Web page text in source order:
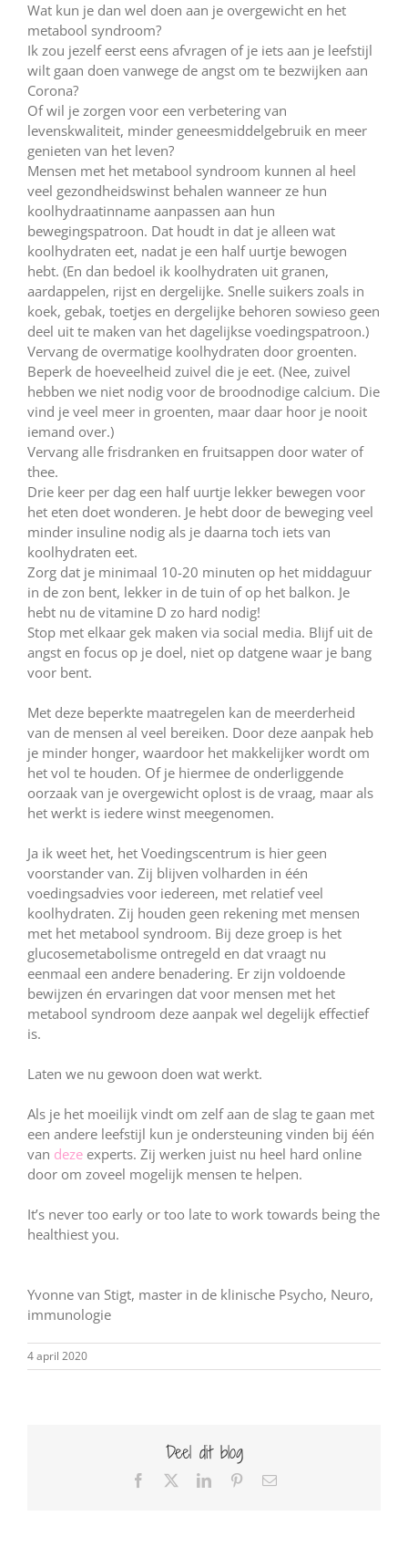
Wat kun je dan wel doen aan je overgewicht en het
metabool syndroom?
Ik zou jezelf eerst eens afvragen of je iets aan je leefstijl
wilt gaan doen vanwege de angst om te bezwijken aan
Corona?
Of wil je zorgen voor een verbetering van
levenskwaliteit, minder geneesmiddelgebruik en meer
genieten van het leven?
Mensen met het metabool syndroom kunnen al heel
veel gezondheidswinst behalen wanneer ze hun
koolhydraatinname aanpassen aan hun
bewegingspatroon. Dat houdt in dat je alleen wat
koolhydraten eet, nadat je een half uurtje bewogen
hebt. (En dan bedoel ik koolhydraten uit granen,
aardappelen, rijst en dergelijke. Snelle suikers zoals in
koek, gebak, toetjes en dergelijke behoren sowieso geen
deel uit te maken van het dagelijkse voedingspatroon.)
Vervang de overmatige koolhydraten door groenten.
Beperk de hoeveelheid zuivel die je eet. (Nee, zuivel
hebben we niet nodig voor de broodnodige calcium. Die
vind je veel meer in groenten, maar daar hoor je nooit
iemand over.)
Vervang alle frisdranken en fruitsappen door water of
thee.
Drie keer per dag een half uurtje lekker bewegen voor
het eten doet wonderen. Je hebt door de beweging veel
minder insuline nodig als je daarna toch iets van
koolhydraten eet.
Zorg dat je minimaal 10-20 minuten op het middaguur
in de zon bent, lekker in de tuin of op het balkon. Je
hebt nu de vitamine D zo hard nodig!
Stop met elkaar gek maken via social media. Blijf uit de
angst en focus op je doel, niet op datgene waar je bang
voor bent.
Met deze beperkte maatregelen kan de meerderheid
van de mensen al veel bereiken. Door deze aanpak heb
je minder honger, waardoor het makkelijker wordt om
het vol te houden. Of je hiermee de onderliggende
oorzaak van je overgewicht oplost is de vraag, maar als
het werkt is iedere winst meegenomen.
Ja ik weet het, het Voedingscentrum is hier geen
voorstander van. Zij blijven volharden in één
voedingsadvies voor iedereen, met relatief veel
koolhydraten. Zij houden geen rekening met mensen
met het metabool syndroom. Bij deze groep is het
glucosemetabolisme ontregeld en dat vraagt nu
eenmaal een andere benadering. Er zijn voldoende
bewijzen én ervaringen dat voor mensen met het
metabool syndroom deze aanpak wel degelijk effectief
is.
Laten we nu gewoon doen wat werkt.
Als je het moeilijk vindt om zelf aan de slag te gaan met
een andere leefstijl kun je ondersteuning vinden bij één
van deze experts. Zij werken juist nu heel hard online
door om zoveel mogelijk mensen te helpen.
It’s never too early or too late to work towards being the
healthiest you.
Yvonne van Stigt, master in de klinische Psycho, Neuro,
immunologie
4 april 2020
Deel dit blog
Facebook LinkedInPinterest
E-